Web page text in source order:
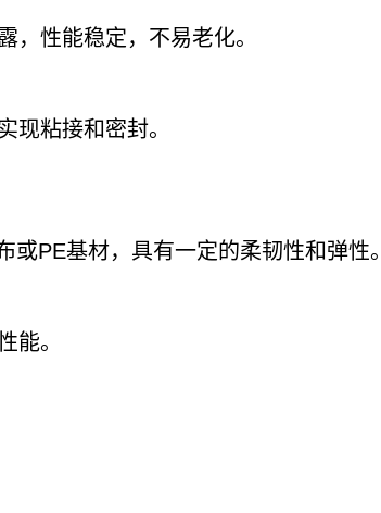
，性能稳定，不易老化。
现粘接和密封。
PE基材，具有一定的柔韧性和弹性。
能。